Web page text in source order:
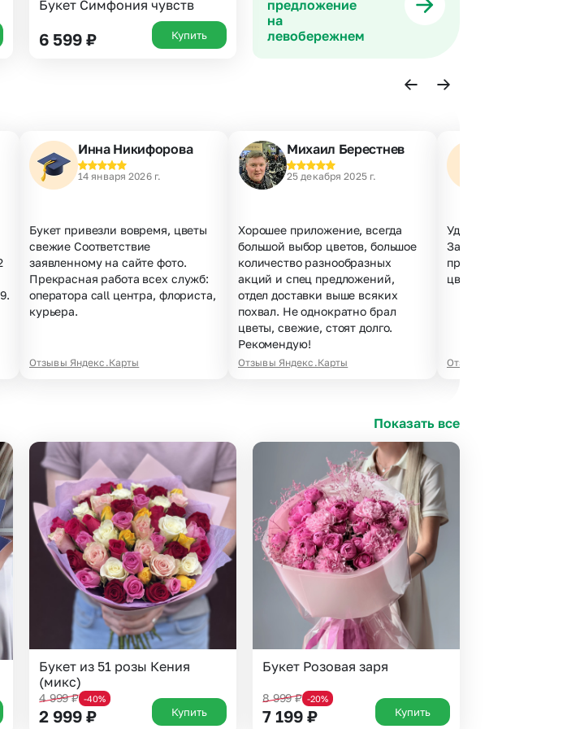
Букет Симфония чувств
6 599 ₽ Купить
предложение
на
левобережнем
Инна Никифорова
14 января 2026 г.
Букет привезли вовремя, цветы
свежие Соответствие
заявленному на сайте фото.
Прекрасная работа всех служб:
оператора call центра, флориста,
курьера.
Отзывы Яндекс.Карты
Михаил Берестнев
25 декабря 2025 г.
Хорошее приложение, всегда
большой выбор цветов, большое
количество разнообразных
акций и спец предложений,
отдел доставки выше всяких
похвал. Не однократно брал
цветы, свежие, стоят долго.
Рекомендую!
Отзывы Яндекс.Карты
Удобный сайт, все
Заказала за 5 минут,
проблем. Курьер
цветы свежие, не
Отзывы Яндекс.Карты
Показать все
Букет из 51 розы Кения
(микс)
4 999₽ -40%
2 999 ₽ Купить
Букет Розовая заря
8 999₽ -20%
7 199 ₽ Купить